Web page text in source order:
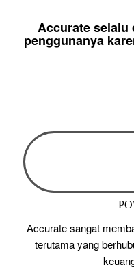
Accurate selalu
penggunanya
Accurate sangat
terutama yang